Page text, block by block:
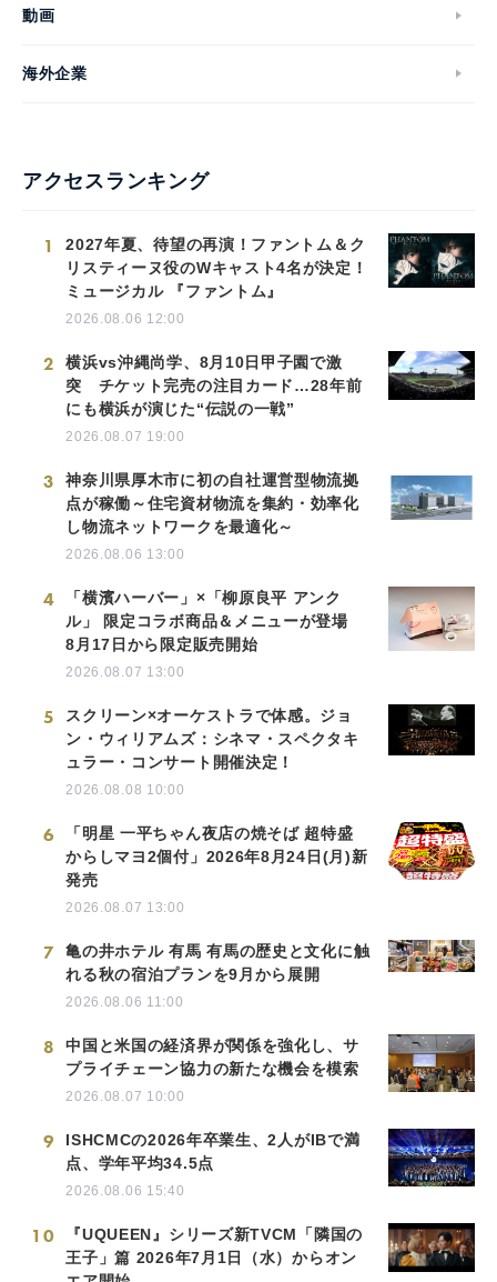
動画
海外企業
アクセスランキング
1
2027年夏、待望の再演！ファントム＆ク
リスティーヌ役のWキャスト4名が決定！
ミュージカル 『ファントム』
2026.08.06 12:00
2
横浜vs沖縄尚学、8月10日甲子園で激
突 チケット完売の注目カード…28年前
にも横浜が演じた“伝説の一戦”
2026.08.07 19:00
3
神奈川県厚木市に初の自社運営型物流拠
点が稼働～住宅資材物流を集約・効率化
し物流ネットワークを最適化～
2026.08.06 13:00
4
「横濱ハーバー」×「柳原良平 アンク
ル」 限定コラボ商品＆メニューが登場
8月17日から限定販売開始
2026.08.07 13:00
5
スクリーン×オーケストラで体感。ジョ
ン・ウィリアムズ：シネマ・スペクタキ
ュラー・コンサート開催決定！
2026.08.08 10:00
6
「明星 一平ちゃん夜店の焼そば 超特盛
からしマヨ2個付」2026年8月24日(月)新
発売
2026.08.07 13:00
7
亀の井ホテル 有馬 有馬の歴史と文化に触
れる秋の宿泊プランを9月から展開
2026.08.06 11:00
8
中国と米国の経済界が関係を強化し、サ
プライチェーン協力の新たな機会を模索
2026.08.07 10:00
9
ISHCMCの2026年卒業生、2人がIBで満
点、学年平均34.5点
2026.08.06 15:40
10
『UQUEEN』シリーズ新TVCM「隣国の
王子」篇 2026年7月1日（水）からオン